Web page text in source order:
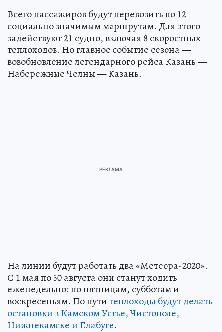
Всего пассажиров будут перевозить по 12
социально значимым маршрутам. Для этого
задействуют 21 судно, включая 8 скоростных
теплоходов. Но главное событие сезона —
возобновление легендарного рейса Казань —
Набережные Челны — Казань.
На линии будут работать два «Метеора-2020».
С 1 мая по 30 августа они станут ходить
еженедельно: по пятницам, субботам и
воскресеньям. По путитеплоходы будут делать
остановки в Камском Устье, Чистополе,
Нижнекамске и Елабуге.